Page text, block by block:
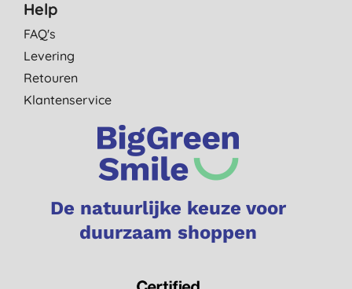
Help
FAQ's
Levering
Retouren
Klantenservice
De natuurlijke keuze voor
duurzaam shoppen